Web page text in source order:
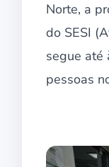
Norte, a
do SESI
segue até
pessoas